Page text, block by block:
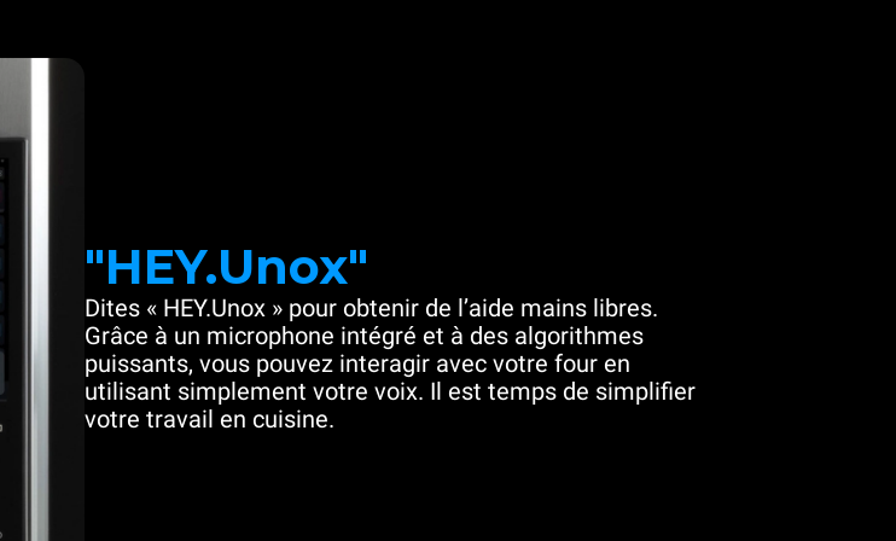
"HEY.Unox"
Dites « HEY.Unox » pour obtenir de l’aide mains libres.
Grâce à un microphone intégré et à des algorithmes
puissants, vous pouvez interagir avec votre four en
utilisant simplement votre voix. Il est temps de simplifier
votre travail en cuisine.